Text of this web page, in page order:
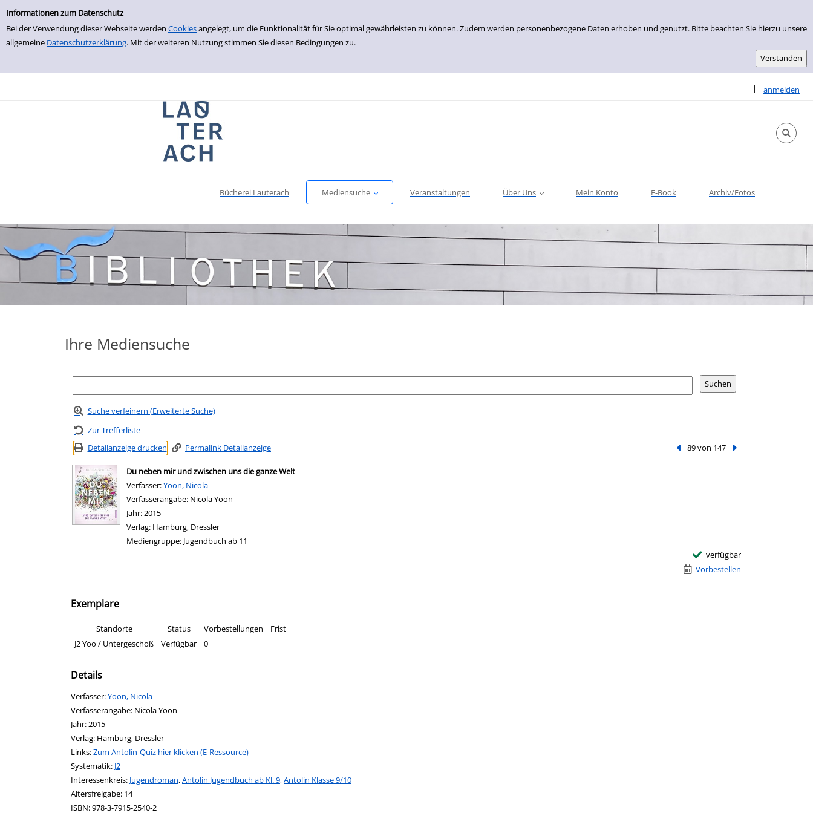
Einfache Suche
Informationen zum Datenschutz
Bei der Verwendung dieser Webseite werden Cookiesangelegt, um die Funktionalität für Sie optimal gewährleisten zu können. Zudem werden personenbezogene Daten erhoben und genutzt. Bitte beachten Sie hierzu unsere
allgemeine Datenschutzerklärung. Mit der weiteren Nutzung stimmen Sie diesen Bedingungen zu.
zur Navigation springen
zum Inhalt springen
Zur Detailanzeige springen
| anmelden
Sprache
Bücherei Lauterach Mediensuche Veranstaltungen Über Uns Mein Konto E-Book Archiv/Fotos
Ihre Mediensuche
Suche verfeinern (Erweiterte Suche)
Zur Trefferliste
Detailanzeige drucken
Permalink Detailanzeige Vorheriger Treffer
89 von 147 Nächster Treffer
Du neben mir und zwischen uns die ganze Welt
Verfasser:Suche nach diesem Verfasser
Yoon, Nicola
Verfasserangabe: Nicola Yoon
Jahr:2015
Verlag: Hamburg, Dressler
Mediengruppe: Jugendbuch ab 11
verfügbar
Vorbestellen
Exemplare
Standorte Status Vorbestellungen
Frist
J2 Yoo / Untergeschoß
Verfügbar 0
Details
Verfasser:Suche nach diesem Verfasser
Yoon, Nicola
Verfasserangabe: Nicola Yoon
Jahr:2015
Verlag: Hamburg, Dressler
opens in new tab
Links:Diesen Link in neuem Tab öffnen
Zum Antolin-Quiz hier klicken (E-Ressource)
Systematik: Suche nach dieser Systematik
J2
Interessenkreis: Suche nach diesem Interessenskreis
Jugendroman,Antolin Jugendbuch ab Kl. 9,Antolin Klasse 9/10
Altersfreigabe: 14
ISBN:978-3-7915-2540-2